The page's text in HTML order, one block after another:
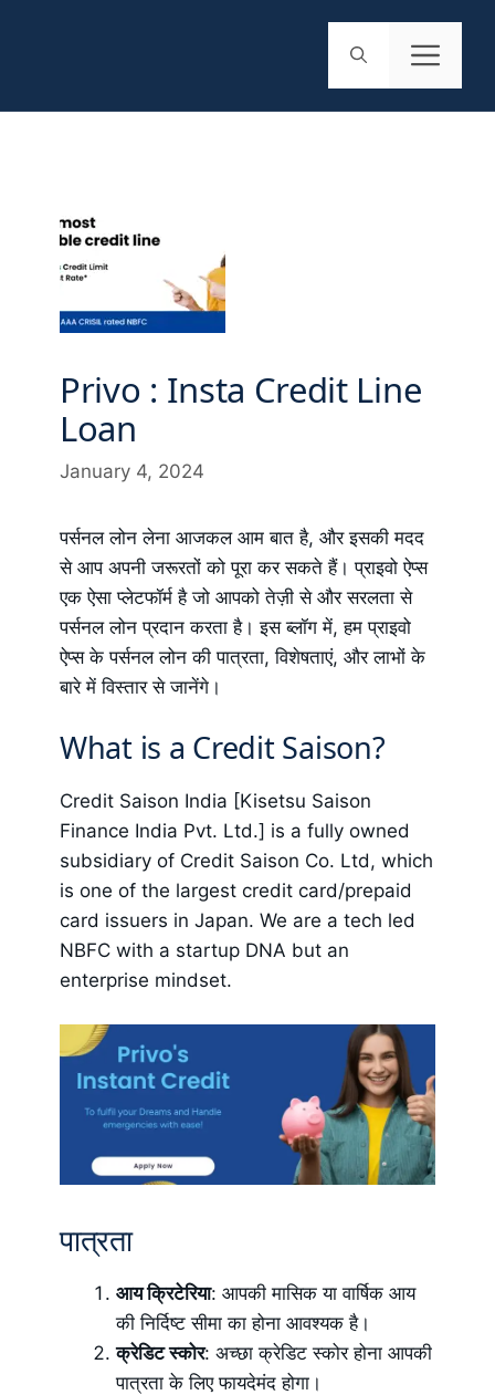
Privo : Insta Credit Line
Loan
January 4, 2024
पर्सनल लोन लेना आजकल आम बात है, और इसकी मदद
से आप अपनी जरूरतों को पूरा कर सकते हैं। प्राइवो ऐप्स
एक ऐसा प्लेटफॉर्म है जो आपको तेज़ी से और सरलता से
पर्सनल लोन प्रदान करता है। इस ब्लॉग में, हम प्राइवो
ऐप्स के पर्सनल लोन की पात्रता, विशेषताएं, और लाभों के
बारे में विस्तार से जानेंगे।
What is a Credit Saison?
Credit Saison India [Kisetsu Saison
Finance India Pvt. Ltd.] is a fully owned
subsidiary of Credit Saison Co. Ltd, which
is one of the largest credit card/prepaid
card issuers in Japan. We are a tech led
NBFC with a startup DNA but an
enterprise mindset.
पात्रता
आय क्रिटेरिया: आपकी मासिक या वार्षिक आय
की निर्दिष्ट सीमा का होना आवश्यक है।
क्रेडिट स्कोर: अच्छा क्रेडिट स्कोर होना आपकी
पात्रता के लिए फायदेमंद होगा।